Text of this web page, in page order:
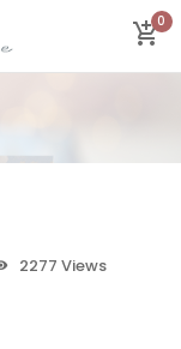
0
2277 Views